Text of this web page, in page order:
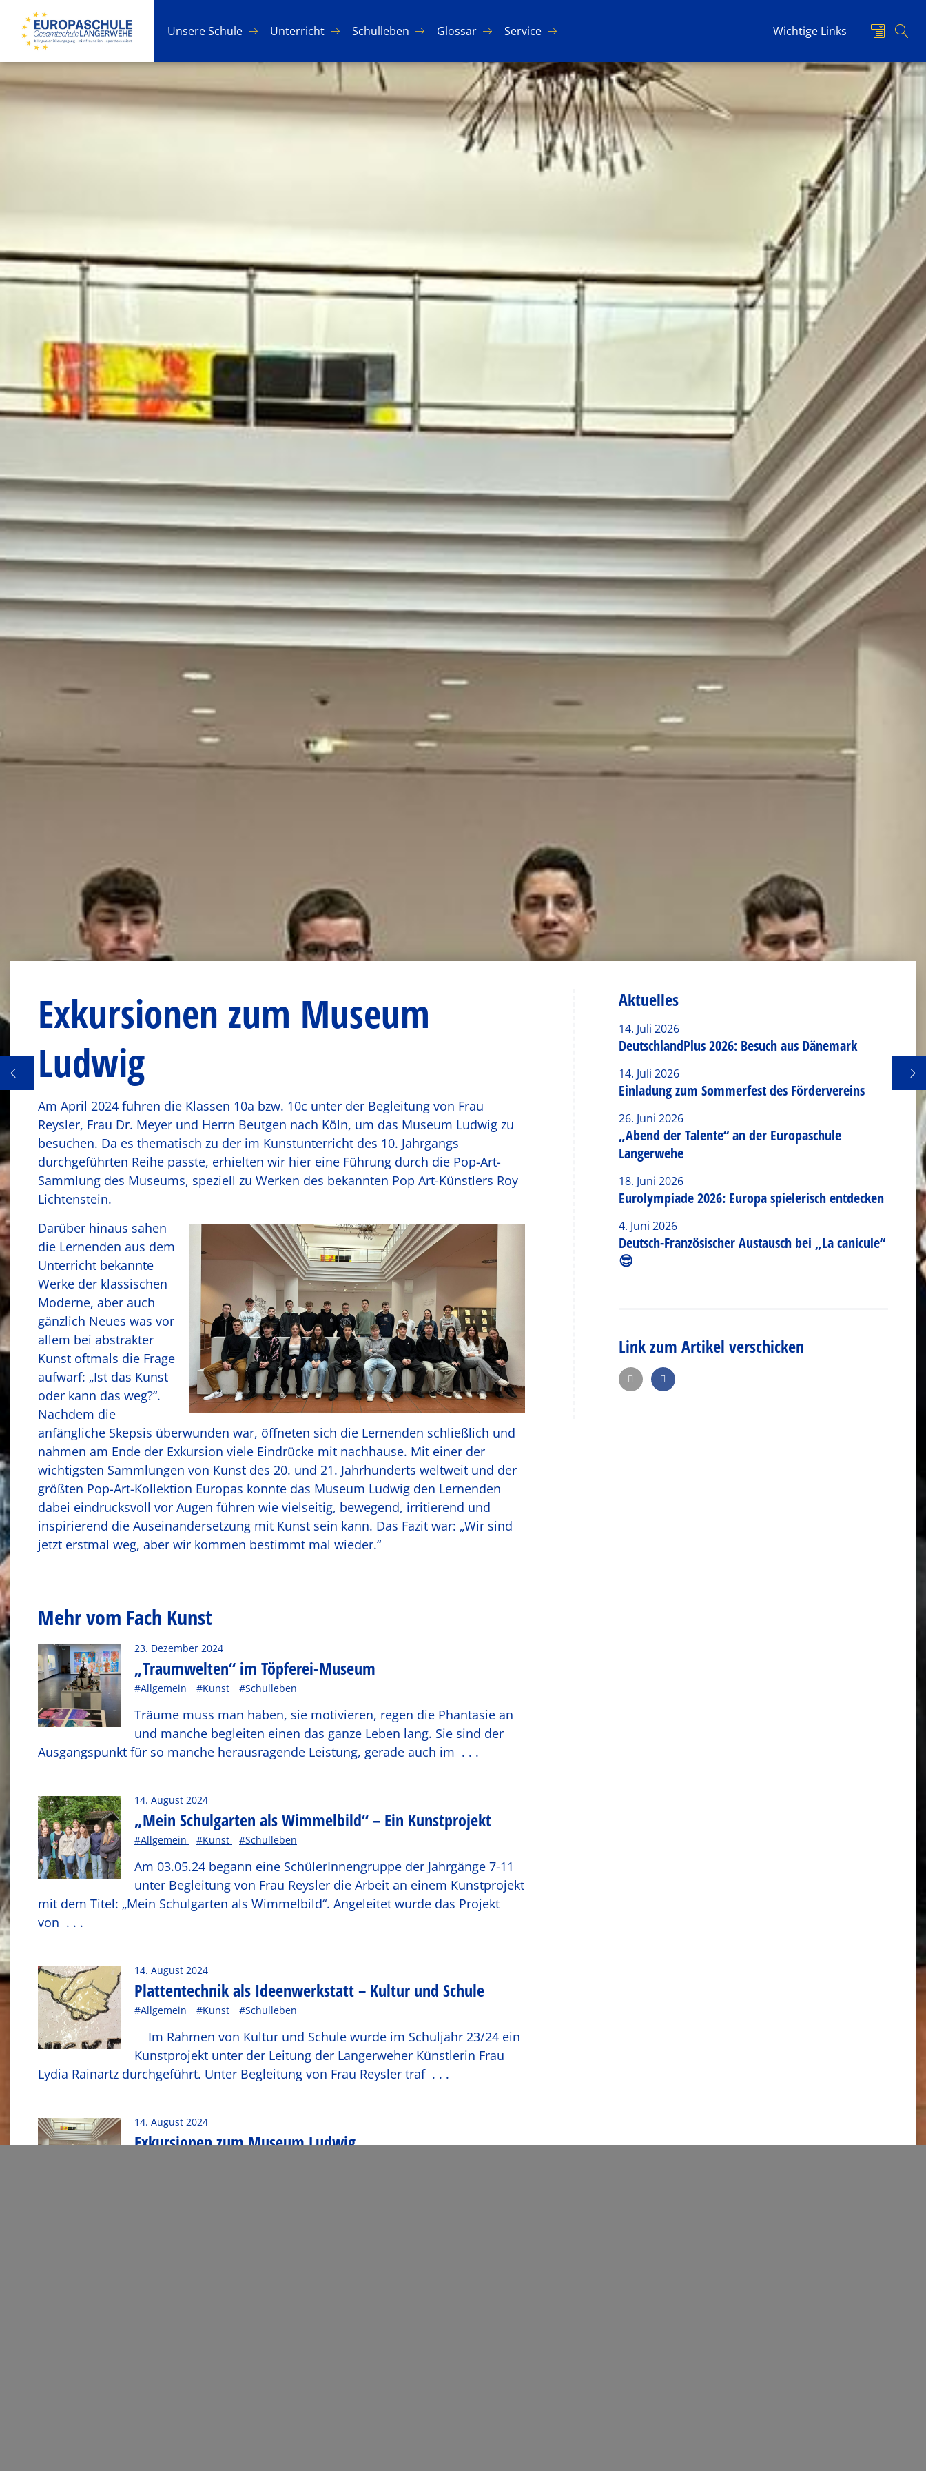
Un­se­re Schu­le Un­ter­richt Schul­le­ben Glos­sar Ser­vice Wichtige Links
Exkursionen zum Museum
Ludwig
Am April 2024 fuhren die Klassen 10a bzw. 10c unter der Begleitung von Frau
Reysler, Frau Dr. Meyer und Herrn Beutgen nach Köln, um das Museum Ludwig zu
besuchen. Da es thematisch zu der im Kunstunterricht des 10. Jahrgangs
durchgeführten Reihe passte, erhielten wir hier eine Führung durch die Pop-Art-
Sammlung des Museums, speziell zu Werken des bekannten Pop Art-Künstlers Roy
Lichtenstein.
Darüber hinaus sahen
die Lernenden aus dem
Unterricht bekannte
Werke der klassischen
Moderne, aber auch
gänzlich Neues was vor
allem bei abstrakter
Kunst oftmals die Frage
aufwarf: „Ist das Kunst
oder kann das weg?“.
Nachdem die
anfängliche Skepsis überwunden war, öffneten sich die Lernenden schließlich und
nahmen am Ende der Exkursion viele Eindrücke mit nachhause. Mit einer der
wichtig­sten Samm­lun­gen von Kunst des 20. und 21. Jahrhun­derts weltweit und der
größten Pop-Art-Kollek­tion Eu­ro­pas konnte das Museum Ludwig den Lernenden
dabei eindrucksvoll vor Augen führen wie vielseitig, bewegend, irritierend und
inspirierend die Auseinandersetzung mit Kunst sein kann. Das Fazit war: „Wir sind
jetzt erstmal weg, aber wir kommen bestimmt mal wieder.“
Mehr vom Fach Kunst
23. Dezember 2024
„Traumwelten“ im Töpferei-Museum
#Allgemein #Kunst #Schulleben
Träume muss man haben, sie motivieren, regen die Phantasie an
und manche begleiten einen das ganze Leben lang. Sie sind der
Ausgangspunkt für so manche herausragende Leistung, gerade auch im . . .
14. August 2024
„Mein Schulgarten als Wimmelbild“ – Ein Kunstprojekt
#Allgemein #Kunst #Schulleben
Am 03.05.24 begann eine SchülerInnengruppe der Jahrgänge 7-11
unter Begleitung von Frau Reysler die Arbeit an einem Kunstprojekt
mit dem Titel: „Mein Schulgarten als Wimmelbild“. Angeleitet wurde das Projekt
von . . .
14. August 2024
Plattentechnik als Ideenwerkstatt – Kultur und Schule
#Allgemein #Kunst #Schulleben
Im Rahmen von Kultur und Schule wurde im Schuljahr 23/24 ein
Kunstprojekt unter der Leitung der Langerweher Künstlerin Frau
Lydia Rainartz durchgeführt. Unter Begleitung von Frau Reysler traf. . .
14. August 2024
Exkursionen zum Museum Ludwig
Aktuelles
14. Juli 2026
DeutschlandPlus 2026: Besuch aus Dänemark
14. Juli 2026
Einladung zum Sommerfest des Fördervereins
26. Juni 2026
„Abend der Talente“ an der Europaschule
Langerwehe
18. Juni 2026
Eurolympiade 2026: Europa spielerisch entdecken
4. Juni 2026
Deutsch-Französischer Austausch bei „La canicule“
😎
Link zum Artikel verschicken